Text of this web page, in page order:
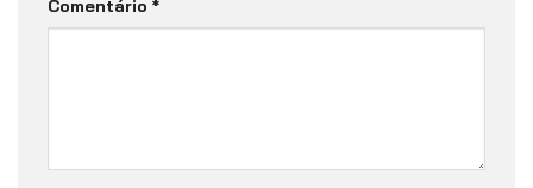
Comentário *